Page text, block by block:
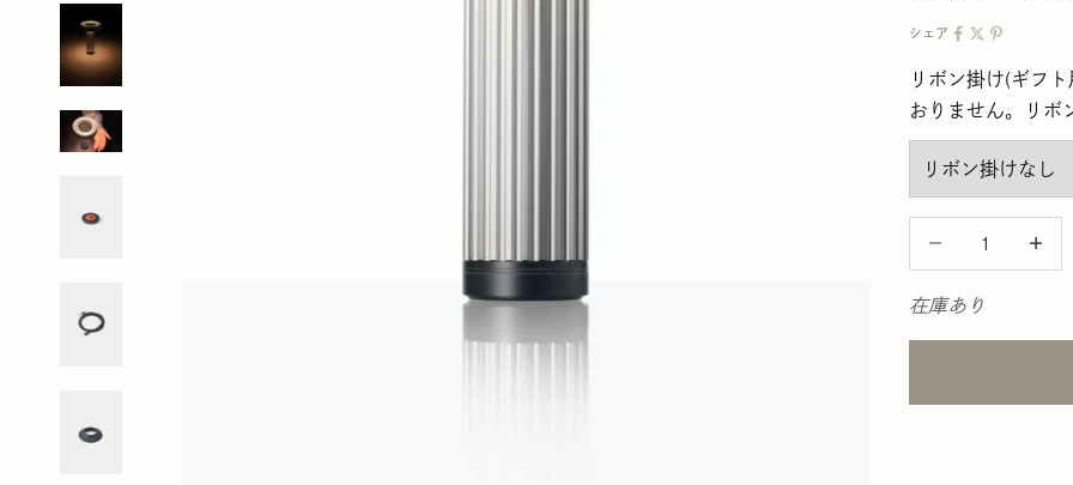
シェア
リボン掛け(ギフ
おりません。リボ
数量を減らす 数量を
在庫あり